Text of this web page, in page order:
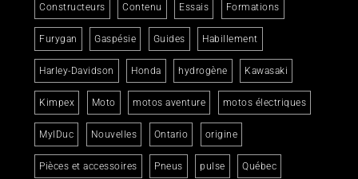
Constructeurs Contenu Essais Formations
Furygan Gaspésie Guides Habillement
Harley-Davidson Honda hydrogène Kawasaki
Kimpex Moto motos aventure motos électriques
MylDuc Nouvelles Ontario origine
Pièces et accessoires Pneus pulse Québec